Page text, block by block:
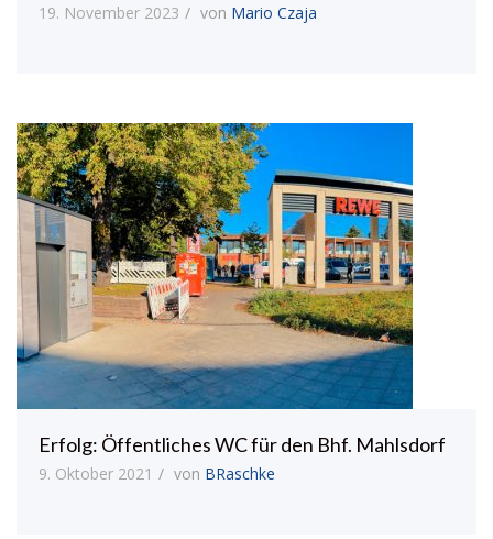
19. November 2023 von Mario Czaja
Erfolg: Öffentliches WC für den Bhf. Mahlsdorf
9. Oktober 2021 von BRaschke